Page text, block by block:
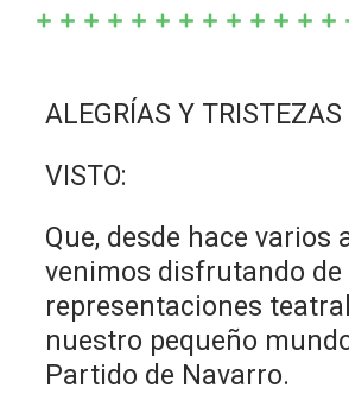
ALEGRÍAS Y TRISTEZAS
VISTO:
Que, desde hace varios
venimos disfrutando de
representaciones
nuestro pequeño
Partido de Navarro.